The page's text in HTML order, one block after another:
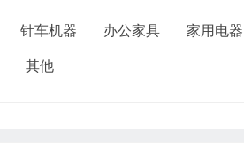
针车机器 办公家具 家用电器
其他